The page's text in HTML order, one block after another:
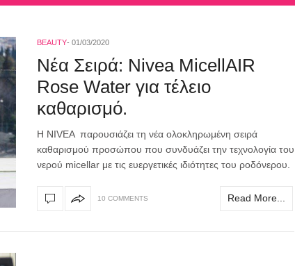
BEAUTY 01/03/2020
Νέα Σειρά: Nivea MicellAIR
Rose Water για τέλειο
καθαρισμό.
Η NIVEA παρουσιάζει τη νέα ολοκληρωμένη σειρά
καθαρισμού προσώπου που συνδυάζει την τεχνολογία του
νερού micellar με τις ευεργετικές ιδιότητες του ροδόνερου.
10 COMMENTS Read More...